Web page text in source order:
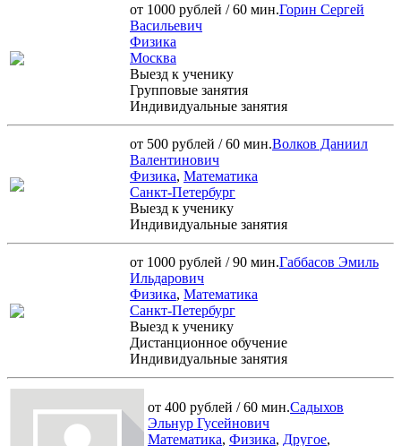
от 1000 рублей / 60 мин.Горин Сергей
Васильевич
Физика
Москва
Выезд к ученику
Групповые занятия
Индивидуальные занятия
от 500 рублей / 60 мин.Волков Даниил
Валентинович
Физика, Математика
Санкт-Петербург
Выезд к ученику
Индивидуальные занятия
от 1000 рублей / 90 мин.Габбасов Эмиль
Ильдарович
Физика, Математика
Санкт-Петербург
Выезд к ученику
Дистанционное обучение
Индивидуальные занятия
от 400 рублей / 60 мин.Садыхов
Эльнур Гусейнович
Математика, Физика, Другое,